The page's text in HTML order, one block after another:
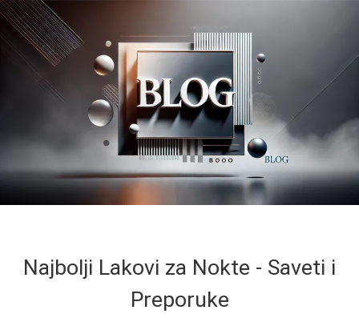
Najbolji Lakovi za Nokte - Saveti i
Preporuke